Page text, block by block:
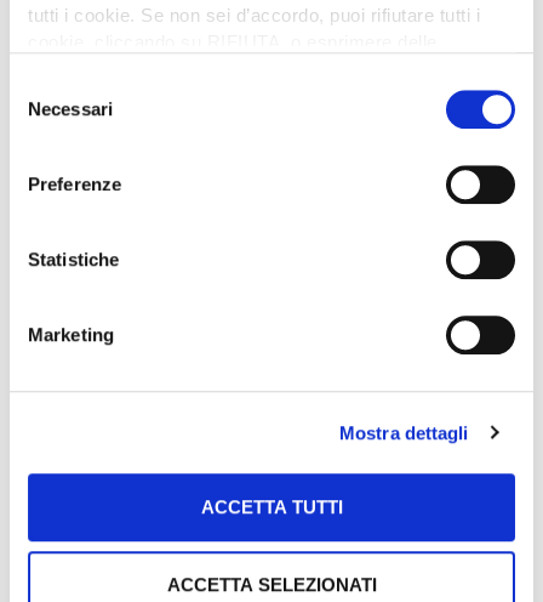
tutti i cookie. Se non sei d’accordo, puoi rifiutare tutti i
desideri accettare e cliccando ACCETTA SELEZIONATI.
delNecessari
Preferenze
Statistiche
Marketing
Mostra dettagli
ACCETTA TUTTI
ACCETTA SELEZIONATI